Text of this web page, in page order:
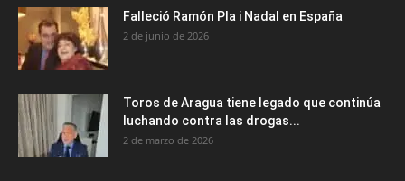
Falleció Ramón Pla i Nadal en España
2 de junio de 2026
Toros de Aragua tiene legado que continúa
luchando contra las drogas...
2 de marzo de 2026